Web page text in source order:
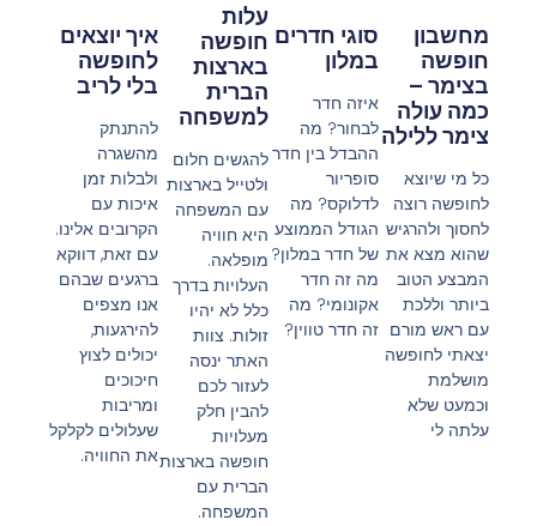
מחשבון
חופשה
בצימר –
כמה עולה
צימר ללילה‎
כל מי שיוצא
לחופשה רוצה
לחסוך ולהרגיש
שהוא מצא את
המבצע הטוב
ביותר וללכת
עם ראש מורם
יצאתי לחופשה
מושלמת
וכמעט שלא
עלתה לי
סוגי חדרים
במלון
איזה חדר
לבחור? מה
ההבדל בין חדר
סופריור
לדלוקס? מה
הגודל הממוצע
של חדר במלון?
מה זה חדר
אקונומי? מה
זה חדר טווין?
עלות
חופשה
בארצות
הברית
למשפחה
להגשים חלום
ולטייל בארצות
עם המשפחה
היא חוויה
מופלאה.
העלויות בדרך
כלל לא יהיו
זולות. צוות
האתר ינסה
לעזור לכם
להבין חלק
מעלויות
חופשה בארצות
הברית עם
המשפחה.
איך יוצאים
לחופשה
בלי לריב
להתנתק
מהשגרה
ולבלות זמן
איכות עם
הקרובים אלינו.
עם זאת, דווקא
ברגעים שבהם
אנו מצפים
להירגעות,
יכולים לצוץ
חיכוכים
ומריבות
שעלולים לקלקל
את החוויה.